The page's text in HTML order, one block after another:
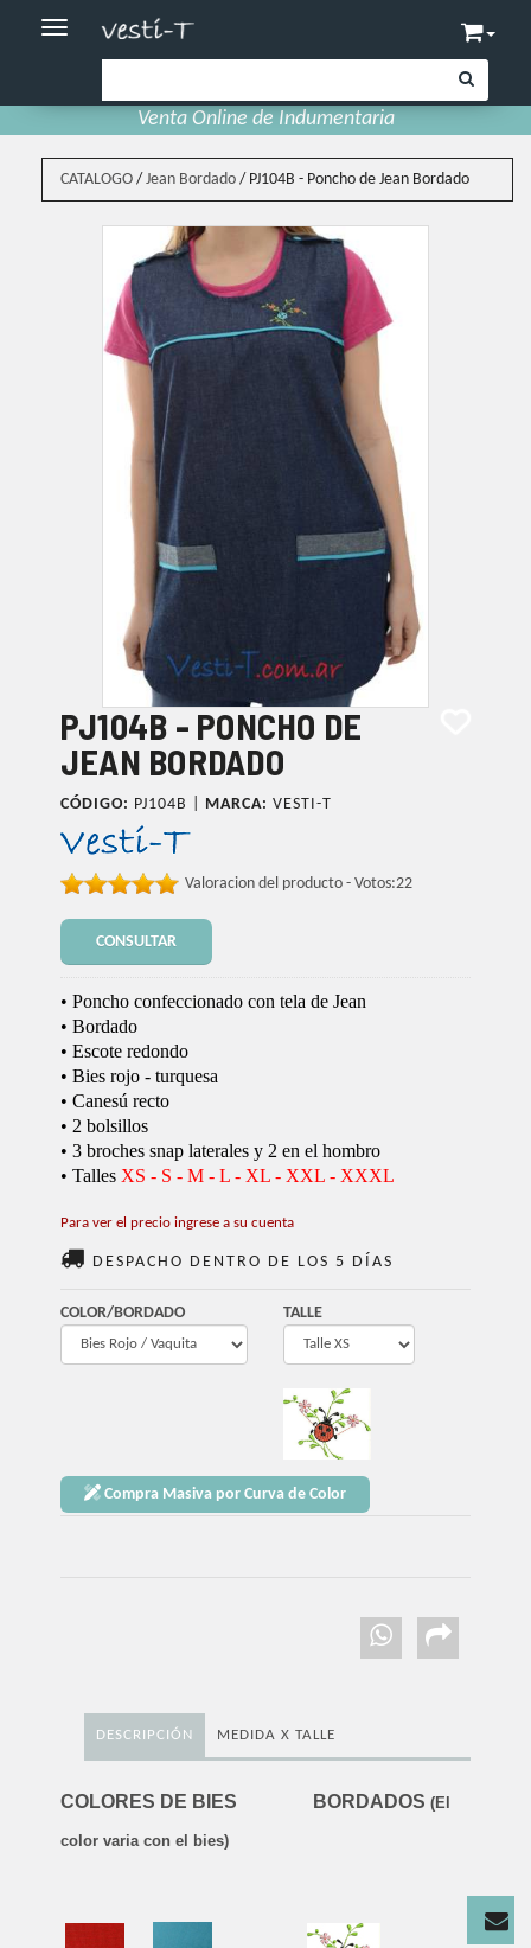
Toggle navigation
Venta Online de Indumentaria
CATALOGO / Jean Bordado / PJ104B - Poncho de Jean Bordado
PJ104B - PONCHO DE
JEAN BORDADO
CÓDIGO: PJ104B | MARCA: VESTI-T
Valoracion del producto - Votos:22
CONSULTAR
• Poncho confeccionado con tela de Jean
• Bordado
• Escote redondo
• Bies rojo - turquesa
• Canesú recto
• 2 bolsillos
• 3 broches snap laterales y 2 en el hombro
• Talles XS - S - M - L - XL - XXL - XXXL
Para ver el precio ingrese a su cuenta
DESPACHO DENTRO DE LOS 5 DÍAS
COLOR/BORDADO TALLE
Compra Masiva por Curva de Color
DESCRIPCIÓN MEDIDA X TALLE
COLORES DE BIES BORDADOS (El
color varia con el bies)